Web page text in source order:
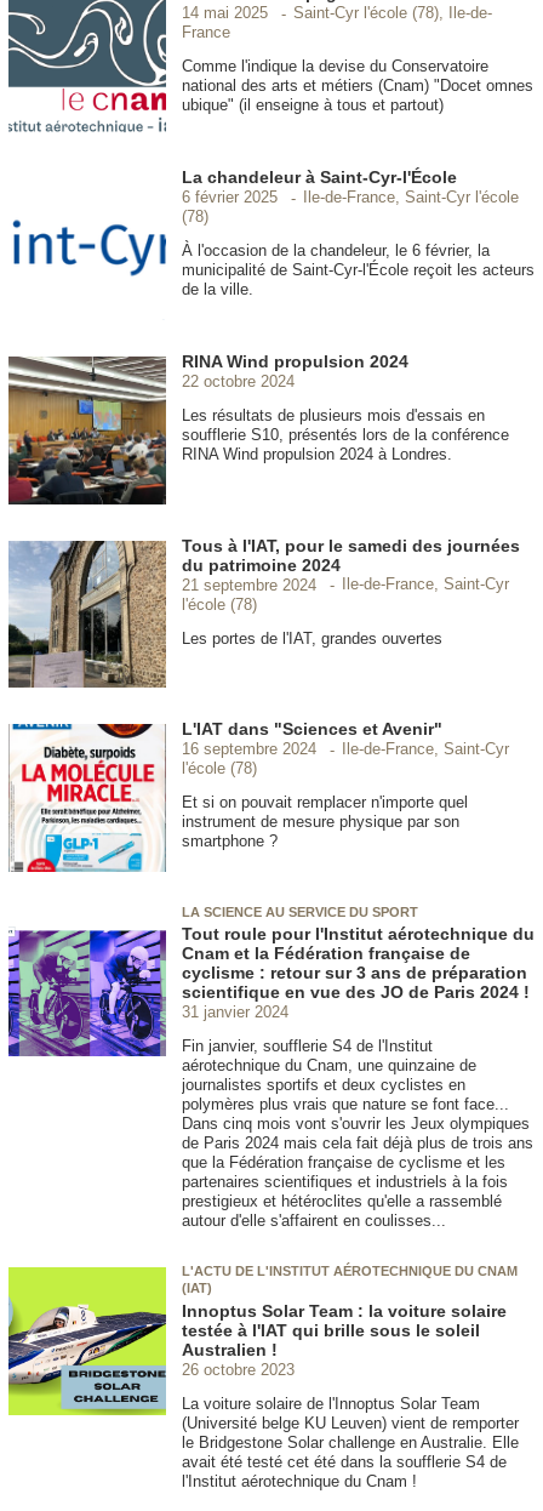
14 mai 2025
Saint-Cyr l'école (78), Ile-de-
France
Comme l'indique la devise du Conservatoire
national des arts et métiers (Cnam) "Docet omnes
ubique" (il enseigne à tous et partout)
La chandeleur à Saint-Cyr-l'École
6 février 2025
Ile-de-France, Saint-Cyr l'école
(78)
À l'occasion de la chandeleur, le 6 février, la
municipalité de Saint-Cyr-l'École reçoit les acteurs
de la ville.
RINA Wind propulsion 2024
22 octobre 2024
Les résultats de plusieurs mois d'essais en
soufflerie S10, présentés lors de la conférence
RINA Wind propulsion 2024 à Londres.
Tous à l'IAT, pour le samedi des journées
du patrimoine 2024
21 septembre 2024
Ile-de-France, Saint-Cyr
l'école (78)
Les portes de l'IAT, grandes ouvertes
L'IAT dans "Sciences et Avenir"
16 septembre 2024
Ile-de-France, Saint-Cyr
l'école (78)
Et si on pouvait remplacer n'importe quel
instrument de mesure physique par son
smartphone ?
LA SCIENCE AU SERVICE DU SPORT
Tout roule pour l'Institut aérotechnique du
Cnam et la Fédération française de
cyclisme : retour sur 3 ans de préparation
scientifique en vue des JO de Paris 2024 !
31 janvier 2024
Fin janvier, soufflerie S4 de l'Institut
aérotechnique du Cnam, une quinzaine de
journalistes sportifs et deux cyclistes en
polymères plus vrais que nature se font face...
Dans cinq mois vont s'ouvrir les Jeux olympiques
de Paris 2024 mais cela fait déjà plus de trois ans
que la Fédération française de cyclisme et les
partenaires scientifiques et industriels à la fois
prestigieux et hétéroclites qu'elle a rassemblé
autour d'elle s'affairent en coulisses...
L'ACTU DE L'INSTITUT AÉROTECHNIQUE DU CNAM
(IAT)
Innoptus Solar Team : la voiture solaire
testée à l'IAT qui brille sous le soleil
Australien !
26 octobre 2023
La voiture solaire de l'Innoptus Solar Team
(Université belge KU Leuven) vient de remporter
le Bridgestone Solar challenge en Australie. Elle
avait été testé cet été dans la soufflerie S4 de
l'Institut aérotechnique du Cnam !